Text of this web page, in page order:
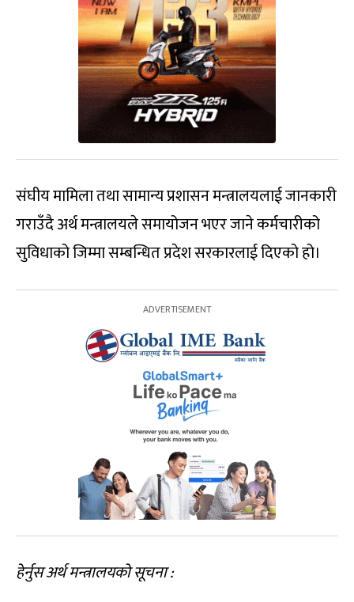
संघीय मामिला तथा सामान्य प्रशासन मन्त्रालयलाई जानकारी
गराउँदै अर्थ मन्त्रालयले समायोजन भएर जाने कर्मचारीको
सुविधाको जिम्मा सम्बन्धित प्रदेश सरकारलाई दिएको हो।
हेर्नुस अर्थ मन्त्रालयको सूचना :